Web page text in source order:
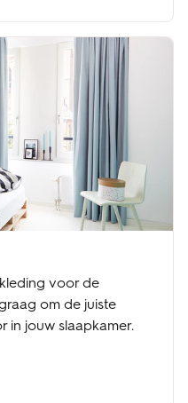
voor de
om de juiste
in jouw slaapkamer.